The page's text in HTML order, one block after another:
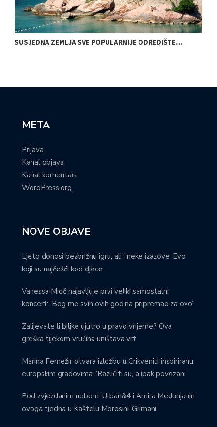
SUSJEDNA ZEMLJA SVE POPULARNIJE ODREDIŠTE…
META
Prijava
Kanal objava
Kanal komentara
WordPress.org
NOVE OBJAVE
Ljeto donosi bezbrižnu igru, ali i neke izazove: Evo
koji su najčešći kod djece
Vanessa Mioč najavljuje prvi veliki samostalni
koncert: ‘Bog me svih ovih godina pripremao za ovo’
Zalijevate li biljke ujutro u pravo vrijeme? Ova
greška tijekom vrućina uništava vrt
Marina Fernežir otvara izložbu u Crikvenici inspiriranu
europskim gradovima: ‘Različiti su, a ipak povezani’
Pod zvjezdanim nebom: Urban&4 i Amira Medunjanin
ovoga tjedna u Kaštelu Morosini-Grimani